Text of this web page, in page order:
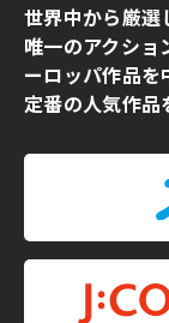
世界中から厳選
唯一のアクショ
ーロッパ作品を
定番の人気作品